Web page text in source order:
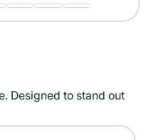
Designed to stand out